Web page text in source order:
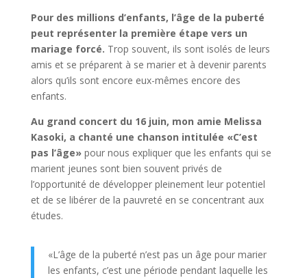
Pour des millions d’enfants, l’âge de la puberté
peut représenter la première étape vers un
mariage forcé. Trop souvent, ils sont isolés de leurs
amis et se préparent à se marier et à devenir parents
alors qu’ils sont encore eux-mêmes encore des
enfants.
Au grand concert du 16 juin, mon amie Melissa
Kasoki, a chanté une chanson intitulée «C’est
pas l’âge»pour nous expliquer que les enfants qui se
marient jeunes sont bien souvent privés de
l’opportunité de développer pleinement leur potentiel
et de se libérer de la pauvreté en se concentrant aux
études.
«L’âge de la puberté n’est pas un âge pour marier
les enfants, c’est une période pendant laquelle les